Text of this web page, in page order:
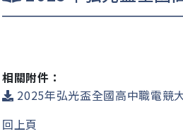
相關附件：
2025年弘光盃全國高中職電競
回上頁